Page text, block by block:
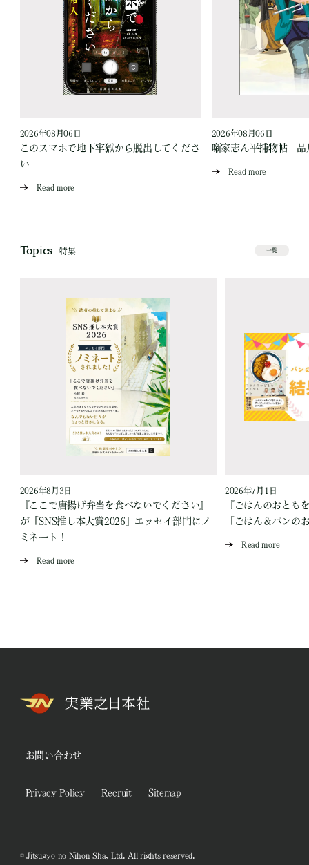
2026年08月06日
このスマホで地下牢獄から脱出してくださ
い
Read more
2026年08月06日
噺家志ん平捕物帖 品
Read more
Topics 特集 一覧
2026年8月3日
『ここで唐揚げ弁当を食べないでください』
が「SNS推し本大賞2026」エッセイ部門にノ
ミネート！
Read more
2026年7月1日
『ごはんのおとも
「ごはん＆パンの
Read more
お問い合わせ
Privacy Policy Recruit Sitemap
© Jitsugyo no Nihon Sha, Ltd. All rights reserved.